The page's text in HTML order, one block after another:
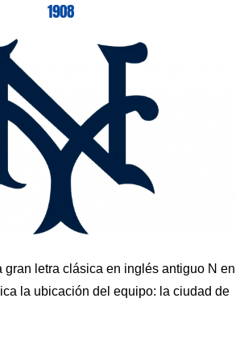
1908
gran letra clásica en inglés antiguo N en
la ubicación del equipo: la ciudad de